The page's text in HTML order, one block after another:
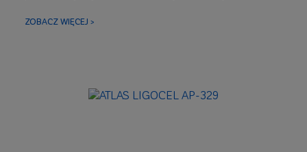
zimowym
ZOBACZ WIĘCEJ >